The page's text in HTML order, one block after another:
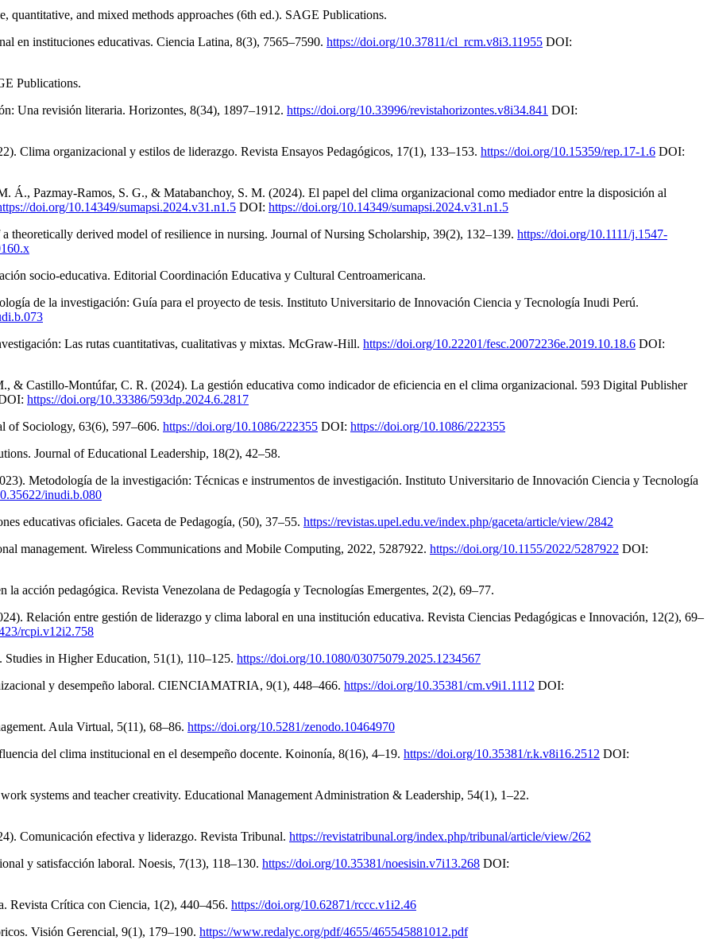
and mixed methods approaches (6th ed.). SAGE Publications.
en instituciones educativas. Ciencia Latina, 8(3), 7565–7590. https://doi.org/10.37811/cl_rcm.v8i3.11955 DOI:
Publications.
Una revisión literaria. Horizontes, 8(34), 1897–1912. https://doi.org/10.33996/revistahorizontes.v8i34.841 DOI:
Clima organizacional y estilos de liderazgo. Revista Ensayos Pedagógicos, 17(1), 133–153. https://doi.org/10.15359/rep.17-1.6 DOI:
Á., Pazmay-Ramos, S. G., & Matabanchoy, S. M. (2024). El papel del clima organizacional como mediador entre la disposición al
doi.org/10.14349/sumapsi.2024.v31.n1.5 DOI: https://doi.org/10.14349/sumapsi.2024.v31.n1.5
derived model of resilience in nursing. Journal of Nursing Scholarship, 39(2), 132–139. https://doi.org/10.1111/j.1547-
socio-educativa. Editorial Coordinación Educativa y Cultural Centroamericana.
de la investigación: Guía para el proyecto de tesis. Instituto Universitario de Innovación Ciencia y Tecnología Inudi Perú.
Las rutas cuantitativas, cualitativas y mixtas. McGraw-Hill. https://doi.org/10.22201/fesc.20072236e.2019.10.18.6 DOI:
Castillo-Montúfar, C. R. (2024). La gestión educativa como indicador de eficiencia en el clima organizacional. 593 Digital Publisher
https://doi.org/10.33386/593dp.2024.6.2817
of Sociology, 63(6), 597–606. https://doi.org/10.1086/222355 DOI: https://doi.org/10.1086/222355
Journal of Educational Leadership, 18(2), 42–58.
Metodología de la investigación: Técnicas e instrumentos de investigación. Instituto Universitario de Innovación Ciencia y Tecnología
inudi.b.080
educativas oficiales. Gaceta de Pedagogía, (50), 37–55. https://revistas.upel.edu.ve/index.php/gaceta/article/view/2842
management. Wireless Communications and Mobile Computing, 2022, 5287922. https://doi.org/10.1155/2022/5287922 DOI:
acción pedagógica. Revista Venezolana de Pedagogía y Tecnologías Emergentes, 2(2), 69–77.
Relación entre gestión de liderazgo y clima laboral en una institución educativa. Revista Ciencias Pedagógicas e Innovación, 12(2), 69–
rcpi.v12i2.758
in Higher Education, 51(1), 110–125. https://doi.org/10.1080/03075079.2025.1234567
y desempeño laboral. CIENCIAMATRIA, 9(1), 448–466. https://doi.org/10.35381/cm.v9i1.1112 DOI:
Aula Virtual, 5(11), 68–86. https://doi.org/10.5281/zenodo.10464970
del clima institucional en el desempeño docente. Koinonía, 8(16), 4–19. https://doi.org/10.35381/r.k.v8i16.2512 DOI:
systems and teacher creativity. Educational Management Administration & Leadership, 54(1), 1–22.
Comunicación efectiva y liderazgo. Revista Tribunal. https://revistatribunal.org/index.php/tribunal/article/view/262
y satisfacción laboral. Noesis, 7(13), 118–130. https://doi.org/10.35381/noesisin.v7i13.268 DOI:
Revista Crítica con Ciencia, 1(2), 440–456. https://doi.org/10.62871/rccc.v1i2.46
Visión Gerencial, 9(1), 179–190. https://www.redalyc.org/pdf/4655/465545881012.pdf